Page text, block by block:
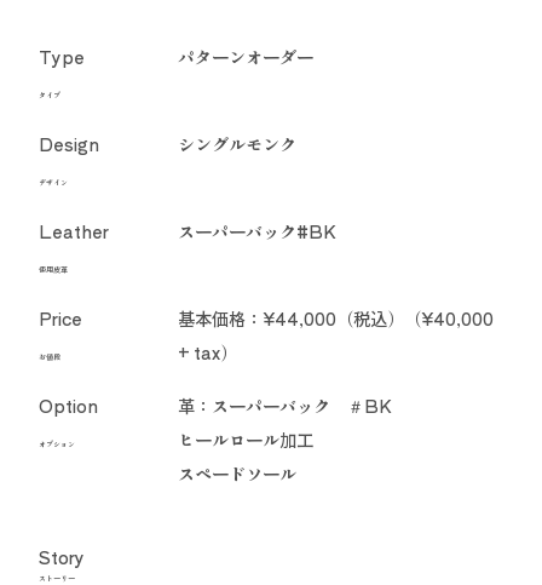
Type
タイプ
パターンオーダー
Design
デザイン
シングルモンク
Leather
使用皮革
スーパーバック#BK
Price
お値段
基本価格：¥44,000（税込）（¥40,000
+ tax）
Option
オプション
革：スーパーバック ＃BK
ヒールロール加工
スペードソール
Story
ストーリー